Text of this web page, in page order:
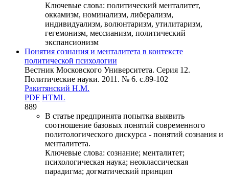
Ключевые слова: политический менталитет,
оккамизм, номинализм, либерализм,
индивидуализм, волюнтаризм, утилитаризм,
гегемонизм, мессианизм, политический
экспансионизм
Понятия сознания и менталитета в контексте
политической психологии
Вестник Московского Университета. Серия 12.
Политические науки. 2011. № 6. c.89-102
Ракитянский Н.М.
PDF HTML
889
В статье предпринята попытка выявить
соотношение базовых понятий современного
политологического дискурса - понятий сознания и
менталитета.
Ключевые слова: сознание; менталитет;
психологическая наука; неоклассическая
парадигма; догматический принцип